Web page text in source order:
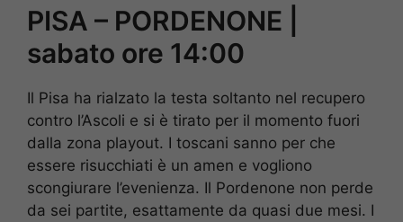
PISA – PORDENONE |
sabato ore 14:00
Il Pisa ha rialzato la testa soltanto nel recupero
contro l’Ascoli e si è tirato per il momento fuori
dalla zona playout. I toscani sanno per che
essere risucchiati è un amen e vogliono
scongiurare l’evenienza. Il Pordenone non perde
da sei partite, esattamente da quasi due mesi. I